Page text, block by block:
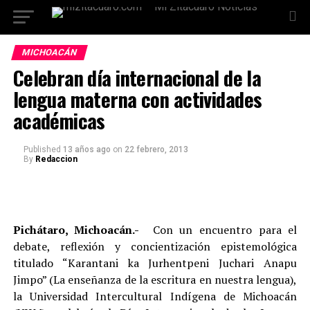
MICHOACÁN
Celebran día internacional de la
lengua materna con actividades
académicas
Published 13 años ago on 22 febrero, 2013
By Redaccion
Pichátaro, Michoacán.- Con un encuentro para el
debate, reflexión y concientización epistemológica
titulado “Karantani ka Jurhentpeni Juchari Anapu
Jimpo” (La enseñanza de la escritura en nuestra lengua),
la Universidad Intercultural Indígena de Michoacán